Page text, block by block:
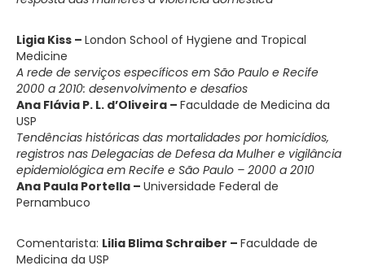
Ligia Kiss – London School of Hygiene and Tropical
Medicine
A rede de serviços específicos em São Paulo e Recife
2000 a 2010: desenvolvimento e desafios
Ana Flávia P. L. d’Oliveira – Faculdade de Medicina da
USP
Tendências históricas das mortalidades por homicídios,
registros nas Delegacias de Defesa da Mulher e vigilância
epidemiológica em Recife e São Paulo – 2000 a 2010
Ana Paula Portella – Universidade Federal de
Pernambuco
Comentarista: Lilia Blima Schraiber – Faculdade de
Medicina da USP